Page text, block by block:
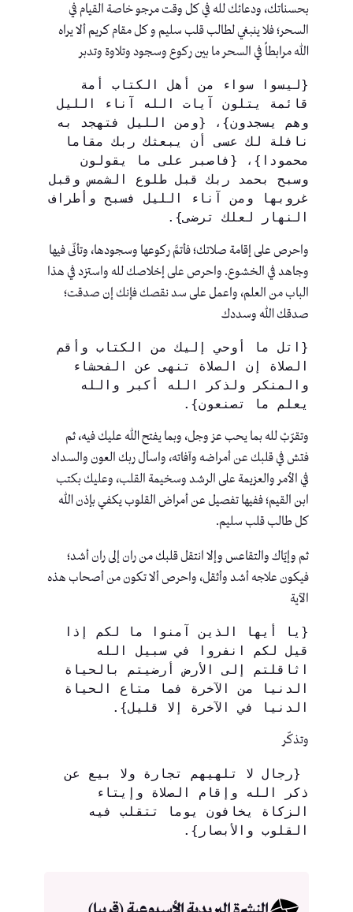
بحسناتك، ودعائك لله في كل وقت مرجو خاصة القيام في
السحر؛ فلا ينبغي لطالب قلب سليم و كل مقام كريم ألا يراه
الله مرابطاً في السحر ما بين ركوع وسجود وتلاوة وتدبر
غروبها ومن آناء الليل فسبح وأطراف
النهار لعلك ترضى}.
واحرص على إقامة صلاتك؛ فأتمَّ ركوعها وسجودها، وتأنّى فيها
وجاهد في الخشوع. واحرص على إخلاصك لله واستزد في هذا
الباب من العلم، واعمل على سد نقصك فإنك إن صدقت؛
صدقك الله وسددك
يعلم ما تصنعون}.
وتقرّبْ لله بما يحب عز وجل، وبما يفتح الله عليك فيه، ثم
فتش في قلبك عن أمراضه وآفاته، واسأل ربك العون والسداد
في الأمر والعزيمة على الرشد وسخيمة القلب، وعليك بكتب
ابن القيم؛ ففيها تفصيل عن أمراض القلوب يكفي بإذن الله
كل طالب قلب سليم.
ثم وإيّاك والتقاعس وإلا انتقل قلبك من ران إلى ران أشد؛
فيكون علاجه أشد وأثقل، واحرص ألا تكون من أصحاب هذه
الآية
الدنيا في الآخرة إلا قليل}.
وتذكّر
{رجال لا تلهيهم تجارة ولا بيع عن
القلوب والأبصار}.